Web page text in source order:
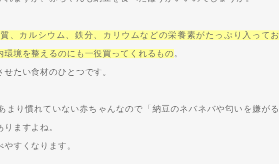
、カルシウム、鉄分、カリウムなどの栄養素がたっぷり入ってお
環境を整えるのにも一役買ってくれるもの。
たい食材のひとつです。
まり慣れていない赤ちゃんなので「納豆のネバネバや匂いを嫌がる
ますよね。
すくなります。